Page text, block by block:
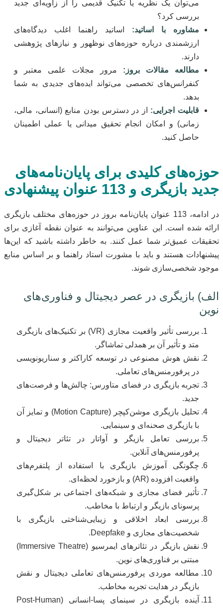
می‌توان یک نظریه یا تکنیک قدیمی را از زاویه‌ای جدید
بررسی کرد؟
مشاوره با اساتید: اساتید راهنما اغلب دیدگاه‌های
ارزشمندی درباره حوزه‌های نوظهور و نیازهای پژوهشی
دارند.
مطالعه مقالات بروز: مرور مجلات علمی معتبر و
کنفرانس‌های تخصصی می‌تواند ایده‌های جدیدی به شما
بدهد.
قابلیت اجرایی: از در دسترس بودن منابع (انسانی، مالی،
زمانی) و امکان انجام تحقیق میدانی یا عملی اطمینان
حاصل کنید.
حوزه‌های کلیدی برای پایان‌نامه‌های
جدید بازیگری و 113 عنوان پیشنهادی
در ادامه، 113 عنوان پایان‌نامه بروز در حوزه‌های مختلف بازیگری
ارائه شده است. این عناوین می‌توانند به عنوان نقطه آغازی برای
تحقیقات عمیق‌تر شما عمل کنند. به خاطر داشته باشید که این‌ها
پیشنهادات هستند و باید با مشورت استاد راهنما و بر اساس منابع
موجود شخصی‌سازی شوند.
الف) بازیگری در عصر دیجیتال و فناوری‌های
نوین
بررسی تأثیر واقعیت مجازی (VR) بر تکنیک‌های بازیگری
متد و تأثیر آن بر همدلی تماشاگر.
نقش هوش مصنوعی در توسعه کاراکتر و سناریونویسی
در پرفورمنس‌های تعاملی.
تجربه بازیگری در فضای متاورس: چالش‌ها و فرصت‌های
جدید.
تحلیل بازیگری موشن‌کپچر (Motion Capture) و تمایز آن
با بازیگری صحنه‌ای و سینمایی.
بررسی تعامل بازیگر و آواتار در تئاتر دیجیتال و
پرفورمنس‌های آنلاین.
چگونگی آموزش بازیگری با استفاده از پلتفرم‌های
واقعیت افزوده (AR) و بازخورد لحظه‌ای.
تأثیر فضای مجازی و شبکه‌های اجتماعی بر شکل‌گیری
پرسونای بازیگر و ارتباط با مخاطب.
بررسی ابعاد اخلاقی و زیبایی‌شناختی بازیگری با
شخصیت‌های مجازی و Deepfake.
نقش بازیگر در تئاترهای ایمرسیو (Immersive Theatre)
مبتنی بر فناوری‌های نوین.
مطالعه موردی پرفورمنس‌های تعاملی دیجیتال و نقش
بازیگر در هدایت تجربه مخاطب.
آینده بازیگری در سینمای پسا-انسانی (Post-Human